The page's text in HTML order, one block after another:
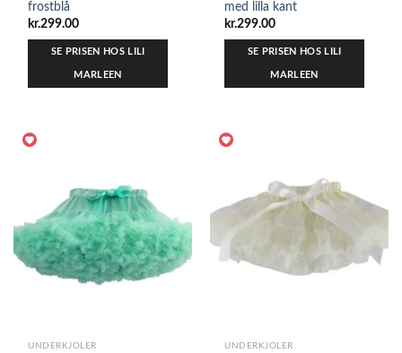
frostblå
kr.299.00
SE PRISEN HOS LILI
MARLEEN
med lilla kant
kr.299.00
SE PRISEN HOS LILI
MARLEEN
UNDERKJOLER UNDERKJOLER